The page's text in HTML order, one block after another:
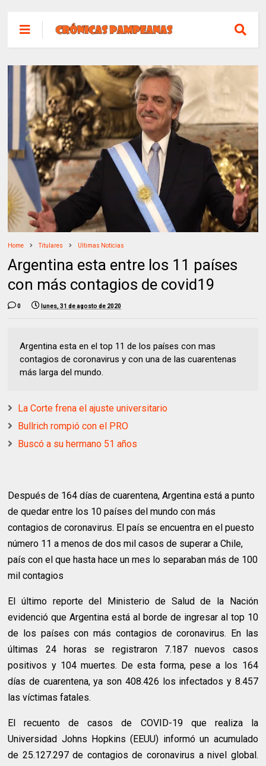
Home Titulares Ultimas Noticias
Argentina esta entre los 11 países
con más contagios de covid19
0 lunes, 31 de agosto de 2020
Argentina esta en el top 11 de los países con mas
contagios de coronavirus y con una de las cuarentenas
más larga del mundo.
La Corte frena el ajuste universitario
Bullrich rompió con el PRO
Buscó a su hermano 51 años
Después de 164 días de cuarentena, Argentina está a punto
de quedar entre los 10 países del mundo con más
contagios de coronavirus. El país se encuentra en el puesto
número 11 a menos de dos mil casos de superar a Chile,
país con el que hasta hace un mes lo separaban más de 100
mil contagios
El último reporte del Ministerio de Salud de la Nación
evidenció que Argentina está al borde de ingresar al top 10
de los países con más contagios de coronavirus. En las
últimas 24 horas se registraron 7.187 nuevos casos
positivos y 104 muertes. De esta forma, pese a los 164
días de cuarentena, ya son 408.426 los infectados y 8.457
las víctimas fatales.
El recuento de casos de COVID-19 que realiza la
Universidad Johns Hopkins (EEUU) informó un acumulado
de 25.127.297 de contagios de coronavirus a nivel global.